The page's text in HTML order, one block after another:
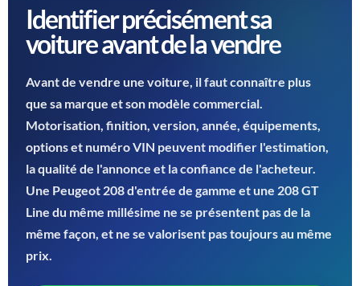
Identifier précisément sa
voiture avant de la vendre
Avant de vendre une voiture, il faut connaître plus
que sa marque et son modèle commercial.
Motorisation, finition, version, année, équipements,
options et numéro VIN peuvent modifier l'estimation,
la qualité de l'annonce et la confiance de l'acheteur.
Une Peugeot 208 d'entrée de gamme et une 208 GT
Line du même millésime ne se présentent pas de la
même façon, et ne se valorisent pas toujours au même
prix.